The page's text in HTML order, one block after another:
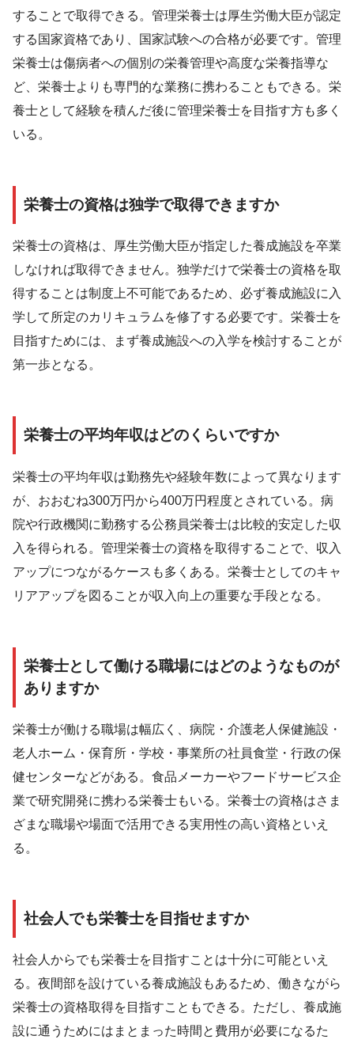
することで取得できる。管理栄養士は厚生労働大臣が認定
する国家資格であり、国家試験への合格が必要です。管理
栄養士は傷病者への個別の栄養管理や高度な栄養指導な
ど、栄養士よりも専門的な業務に携わることもできる。栄
養士として経験を積んだ後に管理栄養士を目指す方も多く
いる。
栄養士の資格は独学で取得できますか
栄養士の資格は、厚生労働大臣が指定した養成施設を卒業
しなければ取得できません。独学だけで栄養士の資格を取
得することは制度上不可能であるため、必ず養成施設に入
学して所定のカリキュラムを修了する必要です。栄養士を
目指すためには、まず養成施設への入学を検討することが
第一歩となる。
栄養士の平均年収はどのくらいですか
栄養士の平均年収は勤務先や経験年数によって異なります
が、おおむね300万円から400万円程度とされている。病
院や行政機関に勤務する公務員栄養士は比較的安定した収
入を得られる。管理栄養士の資格を取得することで、収入
アップにつながるケースも多くある。栄養士としてのキャ
リアアップを図ることが収入向上の重要な手段となる。
栄養士として働ける職場にはどのようなものが
ありますか
栄養士が働ける職場は幅広く、病院・介護老人保健施設・
老人ホーム・保育所・学校・事業所の社員食堂・行政の保
健センターなどがある。食品メーカーやフードサービス企
業で研究開発に携わる栄養士もいる。栄養士の資格はさま
ざまな職場や場面で活用できる実用性の高い資格といえ
る。
社会人でも栄養士を目指せますか
社会人からでも栄養士を目指すことは十分に可能といえ
る。夜間部を設けている養成施設もあるため、働きながら
栄養士の資格取得を目指すこともできる。ただし、養成施
設に通うためにはまとまった時間と費用が必要になるた